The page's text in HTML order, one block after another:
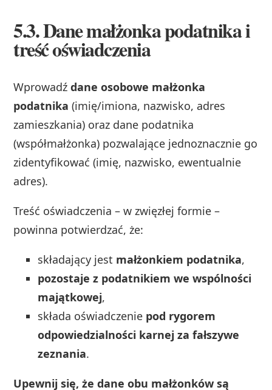
5.3. Dane małżonka podatnika i
treść oświadczenia
Wprowadźdane osobowe małżonka
podatnika (imię/imiona, nazwisko, adres
zamieszkania) oraz dane podatnika
(współmałżonka) pozwalające jednoznacznie go
zidentyfikować (imię, nazwisko, ewentualnie
adres).
Treść oświadczenia – w zwięzłej formie –
powinna potwierdzać, że:
składający jest małżonkiem podatnika,
pozostaje z podatnikiem we wspólności
majątkowej,
składa oświadczenie pod rygorem
odpowiedzialności karnej za fałszywe
zeznania.
Upewnij się, że dane obu małżonków są